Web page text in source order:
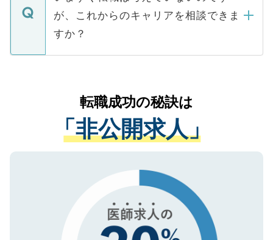
みを人材紹介会社に依頼するケースが増え
ています。
などで収集したご登録者様の個人情報は、
ご本人のキャリアアップおよび転職活動の
支援を目的に使用いたします。お預かりし
ているすべての個人データはご本人の許可
は、個人情報の取り扱いについての厳密な
管理基準を満たした事業者のみに付与され
る、プライバシーマークを取得済みです。
で、機密保持に関してもご安心ください。
が、これからのキャリアを相談できま
すか？
かがいして、現在の医療機関の状況や紹介
経験をまじえながら、適切なアドバイスを
させていただきます。すぐにご転職をされ
ない方には、長期的なサポートが可能です
ので、まずはご登録ください。
転職成功の秘訣は
「非公開求人」